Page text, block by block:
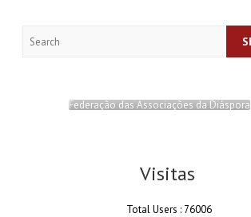
Federação das Associações da Diáspora
Visitas
Total Users : 76006